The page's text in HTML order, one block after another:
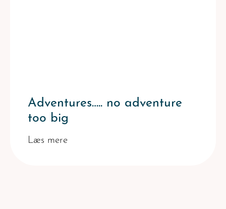
Adventures….. no adventure
too big
Læs mere